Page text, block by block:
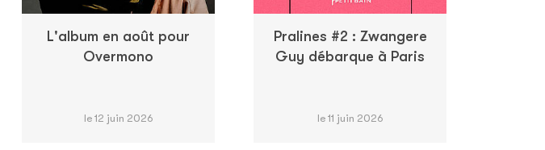
L'album en août pour
Overmono
le 12 juin 2026
Pralines #2 : Zwangere
Guy débarque à Paris
le 11 juin 2026